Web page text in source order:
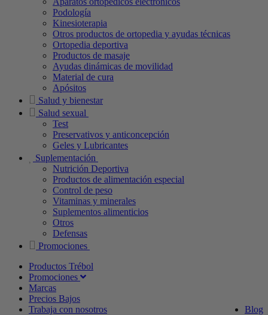
Podología
Kinesioterapia
Otros productos de ortopedia y ayudas técnicas
Ortopedia deportiva
Productos de masaje
Ayudas dinámicas de movilidad
Material de cura
Apósitos
Salud y bienestar
Salud sexual
Test
Preservativos y anticoncepción
Geles y Lubricantes
Suplementación
Nutrición Deportiva
Productos de alimentación especial
Control de peso
Vitaminas y minerales
Suplementos alimenticios
Otros
Defensas
Promociones
Productos Trébol
Promociones
Marcas
Precios Bajos
Blog
Trabaja con nosotros